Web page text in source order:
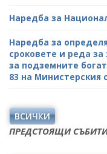
Наредба за
Наредба за
сроковете и реда
за подземните
83 на Министерския
ВСИЧКИ
ПРЕДСТОЯЩИ